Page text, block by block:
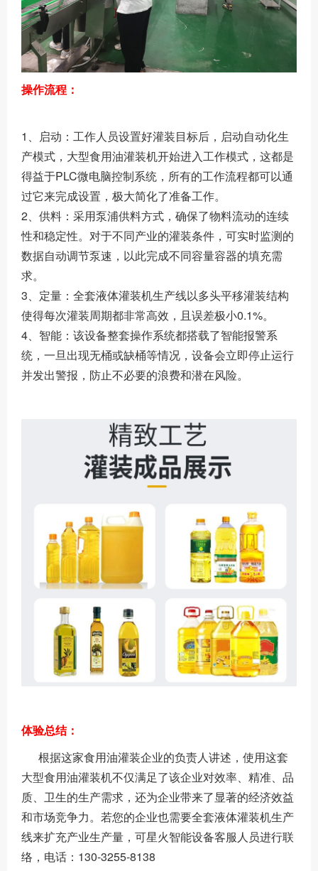
操作流程：
1、启动：工作人员设置好灌装目标后，启动自动化生
产模式，大型食用油灌装机开始进入工作模式，这都是
得益于PLC微电脑控制系统，所有的工作流程都可以通
过它来完成设置，极大简化了准备工作。
2、供料：采用泵浦供料方式，确保了物料流动的连续
性和稳定性。对于不同产业的灌装条件，可实时监测的
数据自动调节泵速，以此完成不同容量容器的填充需
求。
3、定量：全套液体灌装机生产线以多头平移灌装结构
使得每次灌装周期都非常高效，且误差极小0.1%。
4、智能：该设备整套操作系统都搭载了智能报警系
统，一旦出现无桶或缺桶等情况，设备会立即停止运行
并发出警报，防止不必要的浪费和潜在风险。
体验总结：
根据这家食用油灌装企业的负责人讲述，使用这套
大型食用油灌装机不仅满足了该企业对效率、精准、品
质、卫生的生产需求，还为企业带来了显著的经济效益
和市场竞争力。若您的企业也需要全套液体灌装机生产
线来扩充产业生产量，可星火智能设备客服人员进行联
络，电话：130-3255-8138